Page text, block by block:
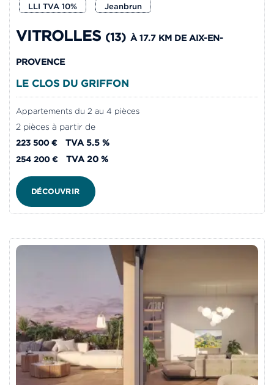
LLI TVA 10%
Jeanbrun
VITROLLES (13) À 17.7 KM DE AIX-EN-
PROVENCE
LE CLOS DU GRIFFON
Appartements du 2 au 4 pièces
2 pièces à partir de
223 500 € TVA 5.5 %
254 200 € TVA 20 %
DÉCOUVRIR